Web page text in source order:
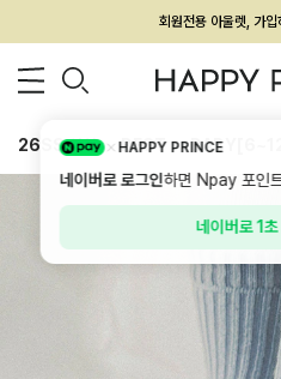
멤버십 최대
26SS 신상 BEST
HAPPY PRINCE
네이버로 로그인하면 Npay 포인
네이버로 1초